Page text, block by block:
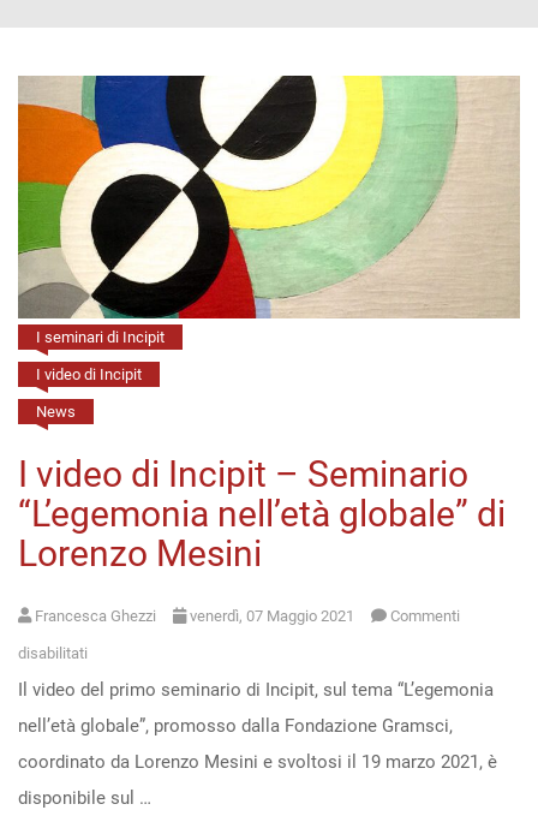
Annali
Lettere
Annali
di
Scienze
Open
access
I seminari di Incipit
I video di Incipit
News
I video di Incipit – Seminario
“L’egemonia nell’età globale” di
Lorenzo Mesini
Francesca Ghezzi venerdì, 07 Maggio 2021 Commenti
disabilitati
I
video
di
Incipit
Il video del primo seminario di Incipit, sul tema “L’egemonia
nell’età globale”, promosso dalla Fondazione Gramsci,
coordinato da Lorenzo Mesini e svoltosi il 19 marzo 2021, è
disponibile sul …